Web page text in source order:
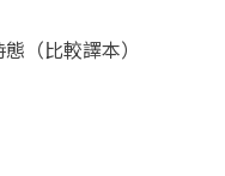
（比較譯本）